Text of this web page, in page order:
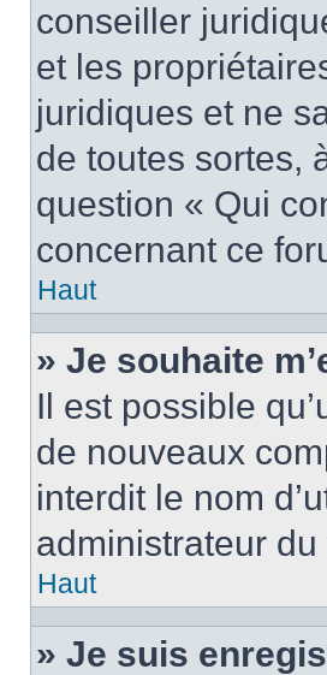
conseiller
et les
juridiques et ne
de toutes sortes,
question « Qui
concernant ce
Haut
» Je souhaite
Il est possible
de nouveaux
interdit le nom
administrateur
Haut
» Je suis